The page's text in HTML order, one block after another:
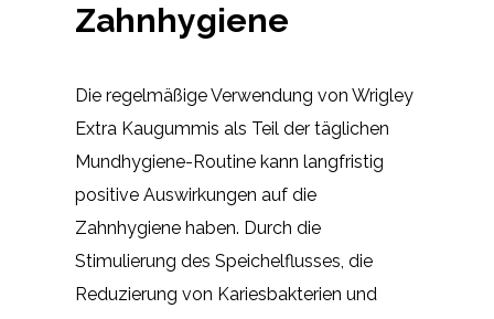
Zahnhygiene
Die regelmäßige Verwendung von Wrigley
Extra Kaugummis als Teil der täglichen
Mundhygiene-Routine kann langfristig
positive Auswirkungen auf die
Zahnhygiene haben. Durch die
Stimulierung des Speichelflusses, die
Reduzierung von Kariesbakterien und